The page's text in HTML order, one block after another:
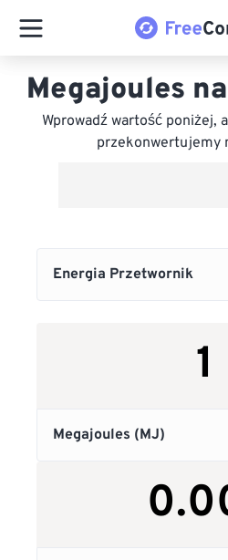
Megajoules
Wprowadź wartość poniżej,
przekonwertujemy